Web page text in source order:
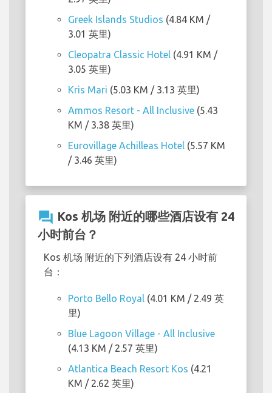
Greek Islands Studios (4.84 KM /
3.01 英里)
Cleopatra Classic Hotel (4.91 KM /
3.05 英里)
Kris Mari (5.03 KM / 3.13 英里)
Ammos Resort - All Inclusive (5.43
KM / 3.38 英里)
Eurovillage Achilleas Hotel (5.57 KM
/ 3.46 英里)
question_answer Kos 机场 附近的哪些酒店设有 24
小时前台？
Kos 机场 附近的下列酒店设有 24 小时前
台：
Porto Bello Royal (4.01 KM / 2.49 英
里)
Blue Lagoon Village - All Inclusive
(4.13 KM / 2.57 英里)
Atlantica Beach Resort Kos (4.21
KM / 2.62 英里)